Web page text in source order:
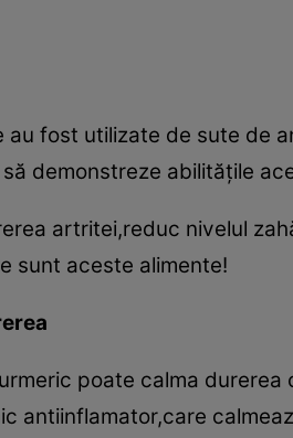
au fost utilizate de sute de
demonstreze abilităţile
artritei,reduc nivelul
sunt aceste alimente!
poate calma
antiinflamator,care